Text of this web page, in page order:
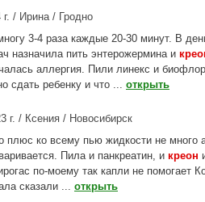
г. / Ирина / Гродно
3-4 раза каждые 20-30 минут. В
назначила пить энтерожермина и
аллергия. Пили линекс и
сдать ребенку и что ... открыть
г. / Ксения / Новосибирск
плюс ко всему пью жидкости не много
Пила и панкреатин, и креон
по-моему так капли не помогает
сказали ... открыть